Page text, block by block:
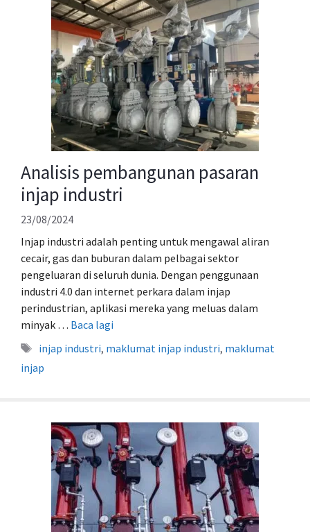
Analisis pembangunan pasaran
injap industri
23/08/2024
Injap industri adalah penting untuk mengawal aliran
cecair, gas dan buburan dalam pelbagai sektor
pengeluaran di seluruh dunia. Dengan penggunaan
industri 4.0 dan internet perkara dalam injap
perindustrian, aplikasi mereka yang meluas dalam
minyak … Baca lagi
Tag
injap industri, maklumat injap industri, maklumat
injap